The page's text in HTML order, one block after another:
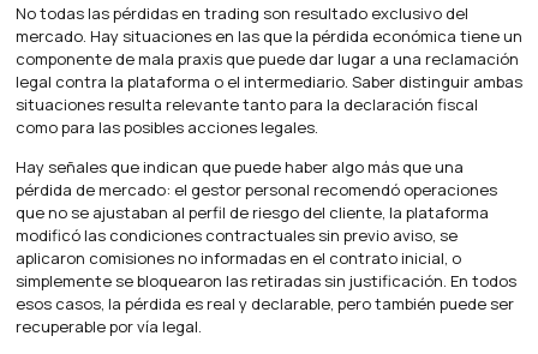
No todas las pérdidas en trading son resultado exclusivo del
mercado. Hay situaciones en las que la pérdida económica tiene un
componente de mala praxis que puede dar lugar a una reclamación
legal contra la plataforma o el intermediario. Saber distinguir ambas
situaciones resulta relevante tanto para la declaración fiscal
como para las posibles acciones legales.
Hay señales que indican que puede haber algo más que una
pérdida de mercado: el gestor personal recomendó operaciones
que no se ajustaban al perfil de riesgo del cliente, la plataforma
modificó las condiciones contractuales sin previo aviso, se
aplicaron comisiones no informadas en el contrato inicial, o
simplemente se bloquearon las retiradas sin justificación. En todos
esos casos, la pérdida es real y declarable, pero también puede ser
recuperable por vía legal.